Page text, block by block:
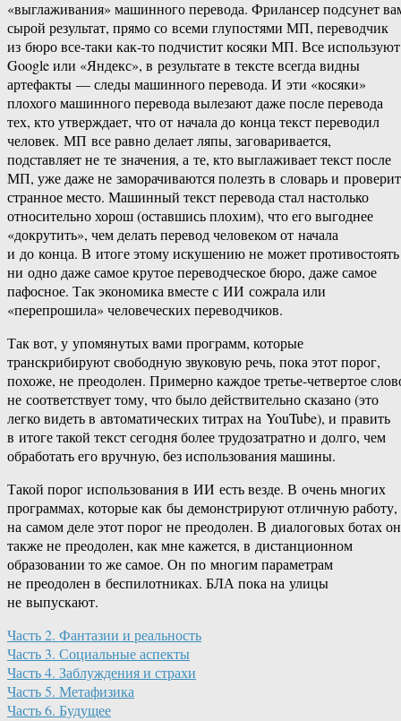
«выглаживания» машинного перевода. Фрилансер подсунет
сырой результат, прямо со всеми глупостями МП, переводчик
из бюро все-таки как-то подчистит косяки МП. Все используют
Google или «Яндекс», в результате в тексте всегда видны
артефакты — следы машинного перевода. И эти «косяки»
плохого машинного перевода вылезают даже после перевода
тех, кто утверждает, что от начала до конца текст переводил
человек. МП все равно делает ляпы, заговаривается,
подставляет не те значения, а те, кто выглаживает текст после
МП, уже даже не заморачиваются полезть в словарь и
странное место. Машинный текст перевода стал настолько
относительно хорош (оставшись плохим), что его выгоднее
«докрутить», чем делать перевод человеком от начала
и до конца. В итоге этому искушению не может противостоять
ни одно даже самое крутое переводческое бюро, даже самое
пафосное. Так экономика вместе с ИИ сожрала или
«перепрошила» человеческих переводчиков.
Так вот, у упомянутых вами программ, которые
транскрибируют свободную звуковую речь, пока этот порог,
похоже, не преодолен. Примерно каждое третье-четвертое
не соответствует тому, что было действительно сказано (это
легко видеть в автоматических титрах на YouTube), и править
в итоге такой текст сегодня более трудозатратно и долго, чем
обработать его вручную, без использования машины.
Такой порог использования в ИИ есть везде. В очень многих
программах, которые как бы демонстрируют отличную работу,
на самом деле этот порог не преодолен. В диалоговых ботах он
также не преодолен, как мне кажется, в дистанционном
образовании то же самое. Он по многим параметрам
не преодолен в беспилотниках. БЛА пока на улицы
не выпускают.
Часть 2. Фантазии и реальность
Часть 3. Социальные аспекты
Часть 4. Заблуждения и страхи
Часть 5. Метафизика
Часть 6. Будущее